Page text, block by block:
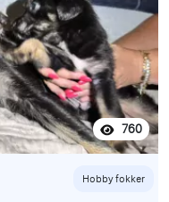
760
Hobby fokker